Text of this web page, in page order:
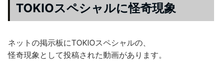
TOKIOスペシャルに怪奇現象
ネットの掲示板にTOKIOスペシャルの、
怪奇現象として投稿された動画があります。